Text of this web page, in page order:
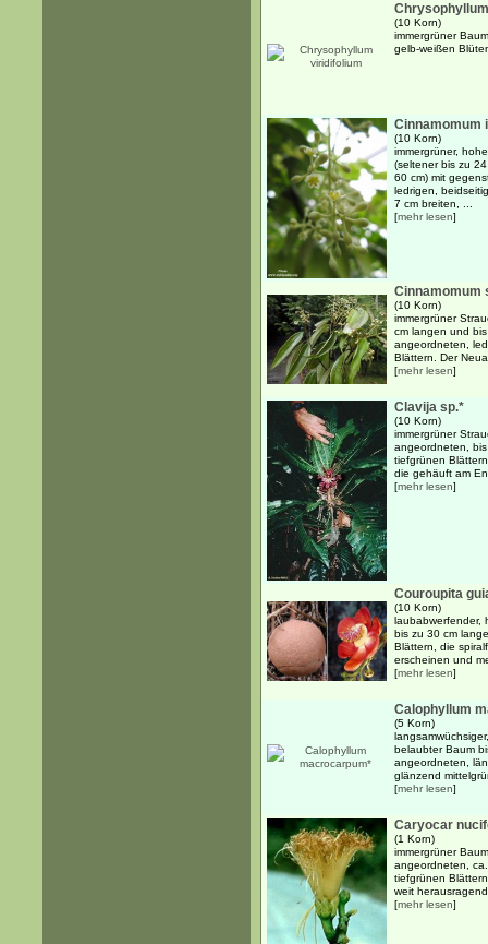
(10 Korn)
immergrüner
gelb-weißen
Cinnamomum
(10 Korn)
immergrüner,
(seltener bis zu
60 cm) mit
ledrigen,
7 cm breiten, ...
[mehr lesen]
Cinnamomum
(10 Korn)
immergrüner
cm langen und
angeordneten,
Blättern. Der
[mehr lesen]
Clavija sp.*
(10 Korn)
immergrüner
angeordneten,
tiefgrünen
die gehäuft am
[mehr lesen]
Couroupita
(10 Korn)
laubabwerfender,
bis zu 30 cm
Blättern, die
erscheinen und
[mehr lesen]
Calophyllum
(5 Korn)
belaubter Baum
angeordneten,
glänzend
[mehr lesen]
Caryocar
(1 Korn)
immergrüner
angeordneten,
tiefgrünen
weit
[mehr lesen]